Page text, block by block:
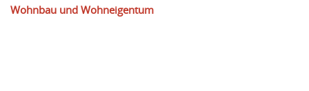
Wohnbau und Wohneigentum